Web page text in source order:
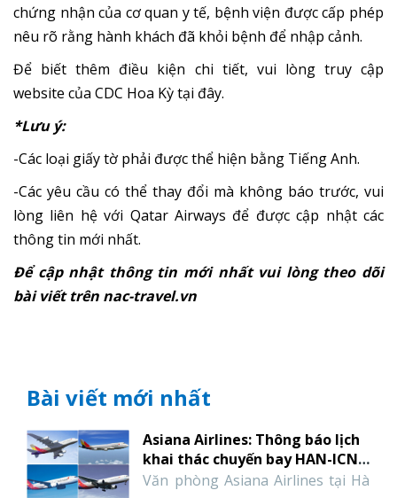
chứng nhận của cơ quan y tế, bệnh viện được cấp phép
nêu rõ rằng hành khách đã khỏi bệnh để nhập cảnh.
Để biết thêm điều kiện chi tiết, vui lòng truy cập
website của CDC Hoa Kỳtại đây.
*Lưu ý:
-Các loại giấy tờ phải được thể hiện bằng Tiếng Anh.
-Các yêu cầu có thể thay đổi mà không báo trước, vui
lòng liên hệ với Qatar Airways để được cập nhật các
thông tin mới nhất.
Để cập nhật thông tin mới nhất vui lòng theo dõi
bài viết trên nac-travel.vn
Bài viết mới nhất
Asiana Airlines: Thông báo lịch
khai thác chuyến bay HAN-ICN-
HAN tháng 1 năm 2022
Văn phòng Asiana Airlines tại Hà